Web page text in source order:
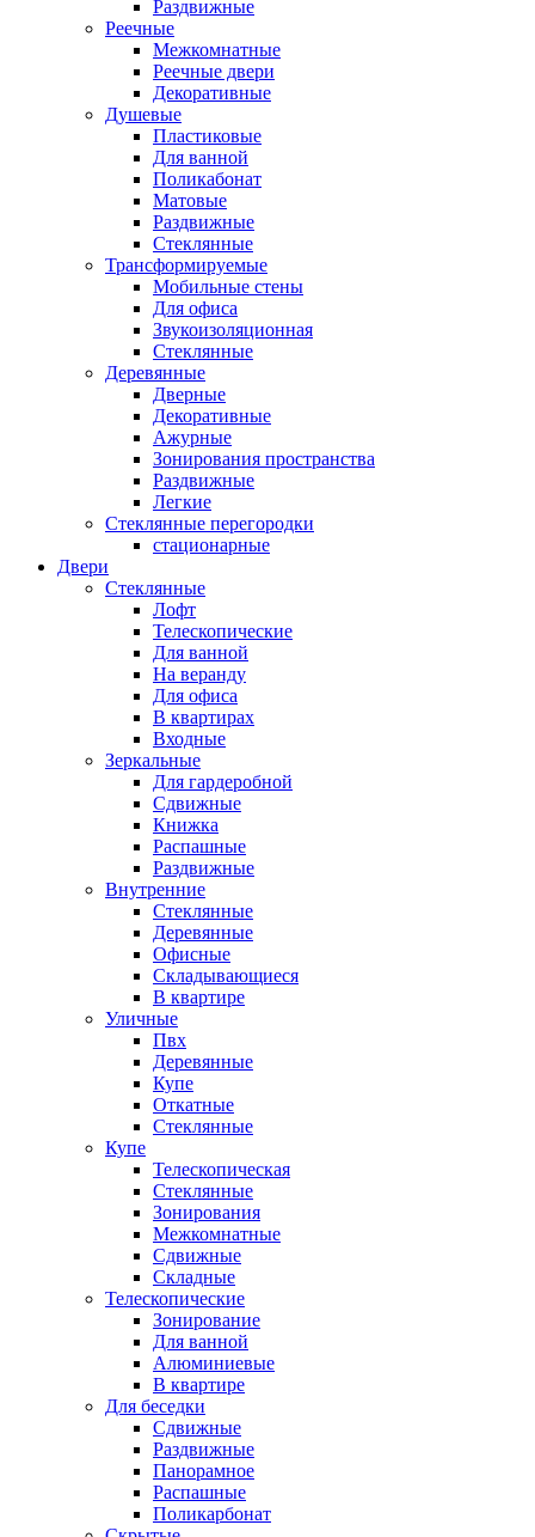
Раздвижные
Реечные
Межкомнатные
Реечные двери
Декоративные
Душевые
Пластиковые
Для ванной
Поликабонат
Матовые
Раздвижные
Стеклянные
Трансформируемые
Мобильные стены
Для офиса
Звукоизоляционная
Стеклянные
Деревянные
Дверные
Декоративные
Ажурные
Зонирования пространства
Раздвижные
Легкие
Стеклянные перегородки
стационарные
Двери
Стеклянные
Лофт
Телескопические
Для ванной
На веранду
Для офиса
В квартирах
Входные
Зеркальные
Для гардеробной
Сдвижные
Книжка
Распашные
Раздвижные
Внутренние
Стеклянные
Деревянные
Офисные
Складывающиеся
В квартире
Уличные
Пвх
Деревянные
Купе
Откатные
Стеклянные
Купе
Телескопическая
Стеклянные
Зонирования
Межкомнатные
Сдвижные
Складные
Телескопические
Зонирование
Для ванной
Алюминиевые
В квартире
Для беседки
Сдвижные
Раздвижные
Панорамное
Распашные
Поликарбонат